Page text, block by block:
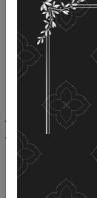
Increase the
Reduce font
Normal font
High
Negative
Normal
Open and
Turn off voice
Site map
This website
The